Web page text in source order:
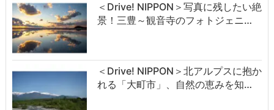
＜Drive! NIPPON＞写真に残したい絶
景！三豊～観音寺のフォトジェニ…
＜Drive! NIPPON＞北アルプスに抱か
れる「大町市」、自然の恵みを知…